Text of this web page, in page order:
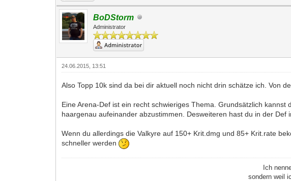
BoDStorm
Administrator
24.06.2015, 13:51
Also Topp 10k sind da bei dir aktuell noch nicht drin schätze ich. Von
Eine Arena-Def ist ein recht schwieriges Thema. Grundsätzlich
haargenau aufeinander abzustimmen. Desweiteren hast du in der
Wenn du allerdings die Valkyre auf 150+ Krit.dmg und 85+ Krit.rate
schneller werden
Ich
sondern weil